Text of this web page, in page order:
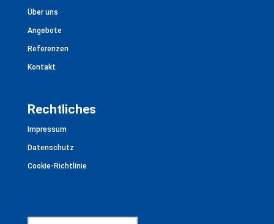
Über uns
Angebote
Referenzen
Kontakt
Rechtliches
Impressum
Datenschutz
Cookie-Richtlinie